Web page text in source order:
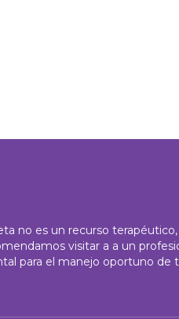
no es un recurso
visitar a a un
para el manejo oportuno de